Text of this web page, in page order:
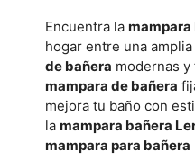
Encuentra la mampara
hogar entre una
de bañera modernas y
mampara de bañera
mejora tu baño con
la mampara bañera
mampara para bañera